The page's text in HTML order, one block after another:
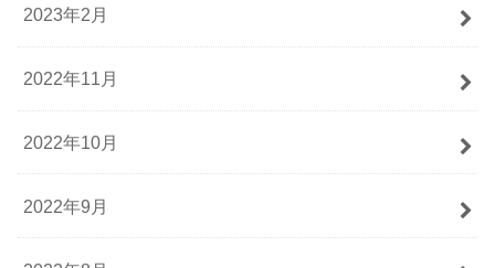
2023年2月
2022年11月
2022年10月
2022年9月